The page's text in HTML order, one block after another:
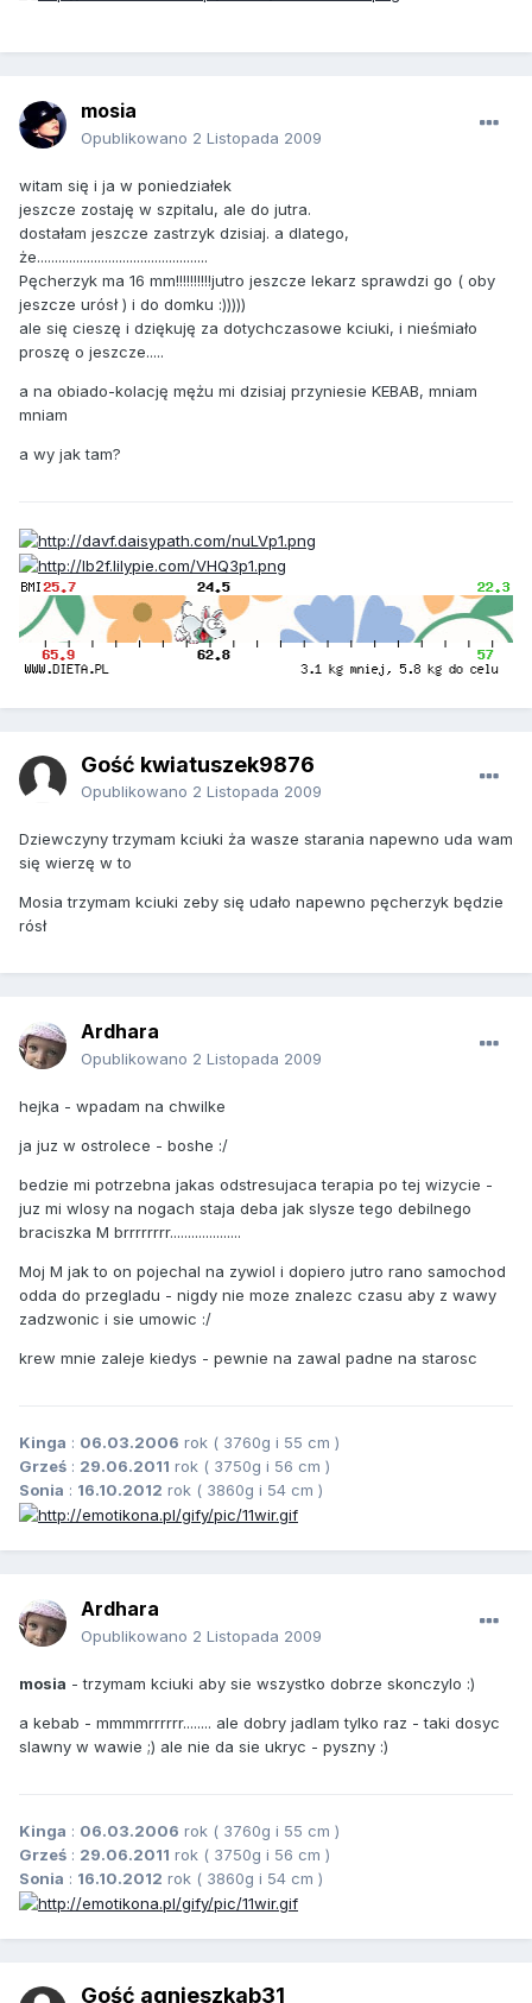
mosia
Opublikowano 2 Listopada 2009
witam się i ja w poniedziałek
jeszcze zostaję w szpitalu, ale do jutra.
dostałam jeszcze zastrzyk dzisiaj. a dlatego,
że................................................
Pęcherzyk ma 16 mm!!!!!!!!!!jutro jeszcze lekarz sprawdzi go ( oby
jeszcze urósł ) i do domku :)))))
ale się cieszę i dziękuję za dotychczasowe kciuki, i nieśmiało
proszę o jeszcze.....
a na obiado-kolację mężu mi dzisiaj przyniesie KEBAB, mniam
mniam
a wy jak tam?
Gość kwiatuszek9876
Opublikowano 2 Listopada 2009
Dziewczyny trzymam kciuki ża wasze starania napewno uda wam
się wierzę w to
Mosia trzymam kciuki zeby się udało napewno pęcherzyk będzie
rósł
Ardhara
Opublikowano 2 Listopada 2009
hejka - wpadam na chwilke
ja juz w ostrolece - boshe :/
bedzie mi potrzebna jakas odstresujaca terapia po tej wizycie -
juz mi wlosy na nogach staja deba jak slysze tego debilnego
braciszka M brrrrrrrr....................
Moj M jak to on pojechal na zywiol i dopiero jutro rano samochod
odda do przegladu - nigdy nie moze znalezc czasu aby z wawy
zadzwonic i sie umowic :/
krew mnie zaleje kiedys - pewnie na zawal padne na starosc
Kinga : 06.03.2006 rok ( 3760g i 55 cm )
Grześ : 29.06.2011 rok ( 3750g i 56 cm )
Sonia : 16.10.2012 rok ( 3860g i 54 cm )
Ardhara
Opublikowano 2 Listopada 2009
mosia - trzymam kciuki aby sie wszystko dobrze skonczylo :)
a kebab - mmmmrrrrrr........ ale dobry jadlam tylko raz - taki dosyc
slawny w wawie ;) ale nie da sie ukryc - pyszny :)
Kinga : 06.03.2006 rok ( 3760g i 55 cm )
Grześ : 29.06.2011 rok ( 3750g i 56 cm )
Sonia : 16.10.2012 rok ( 3860g i 54 cm )
Gość agnieszkab31